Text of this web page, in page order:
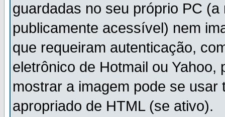
guardadas no seu próprio PC
publicamente acessível) nem
que requeiram autenticação,
eletrônico de Hotmail ou
mostrar a imagem pode se
apropriado de HTML (se ativo).